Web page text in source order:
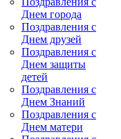
Днем города
Поздравления с
Днем друзей
Поздравления с
Днем защиты
детей
Поздравления с
Днем Знаний
Поздравления с
Днем матери